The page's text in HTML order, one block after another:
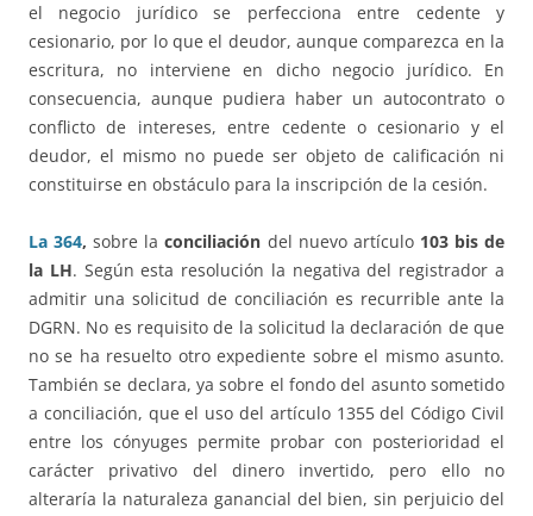
el negocio jurídico se perfecciona entre cedente y
cesionario, por lo que el deudor, aunque comparezca en la
escritura, no interviene en dicho negocio jurídico. En
consecuencia, aunque pudiera haber un autocontrato o
conflicto de intereses, entre cedente o cesionario y el
deudor, el mismo no puede ser objeto de calificación ni
constituirse en obstáculo para la inscripción de la cesión.
La 364,sobre laconciliación del nuevo artículo 103 bis de
la LH. Según esta resolución la negativa del registrador a
admitir una solicitud de conciliación es recurrible ante la
DGRN. No es requisito de la solicitud la declaración de que
no se ha resuelto otro expediente sobre el mismo asunto.
También se declara, ya sobre el fondo del asunto sometido
a conciliación, que el uso del artículo 1355 del Código Civil
entre los cónyuges permite probar con posterioridad el
carácter privativo del dinero invertido, pero ello no
alteraría la naturaleza ganancial del bien, sin perjuicio del